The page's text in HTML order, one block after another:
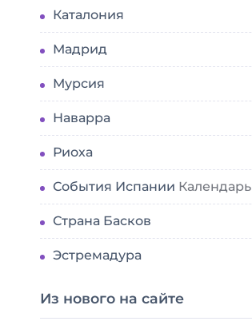
Каталония
Мадрид
Мурсия
Наварра
Риоха
События Испании Календарь
Страна Басков
Эстремадура
Из нового на сайте